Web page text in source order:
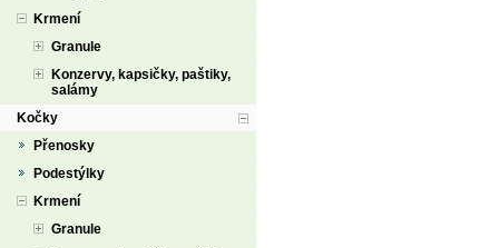
Krmení
Granule
Konzervy, kapsičky, paštiky,
salámy
Kočky
Přenosky
Podestýlky
Krmení
Granule